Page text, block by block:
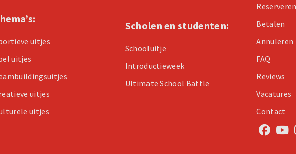
uitjes
uitjes
uitjes
uitjes
Scholen en studenten:
Schooluitje
Introductieweek
Ultimate School Battle
Reserveren
Betalen
Annuleren
FAQ
Reviews
Vacatures
Contact